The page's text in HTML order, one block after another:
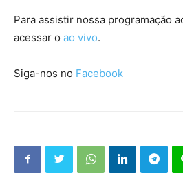
Para assistir nossa programação
acessar o ao vivo.
Siga-nos no Facebook